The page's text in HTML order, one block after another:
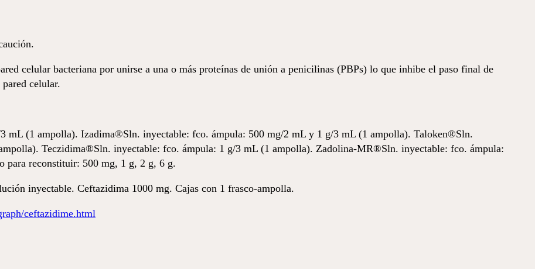
celular bacteriana por unirse a una o más proteínas de unión a penicilinas (PBPs) lo que inhibe el paso final de
celular.
mL (1 ampolla). Izadima®Sln. inyectable: fco. ámpula: 500 mg/2 mL y 1 g/3 mL (1 ampolla). Taloken®Sln.
Teczidima®Sln. inyectable: fco. ámpula: 1 g/3 mL (1 ampolla). Zadolina-MR®Sln. inyectable: fco. ámpula:
reconstituir: 500 mg, 1 g, 2 g, 6 g.
inyectable. Ceftazidima 1000 mg. Cajas con 1 frasco-ampolla.
ceftazidime.html